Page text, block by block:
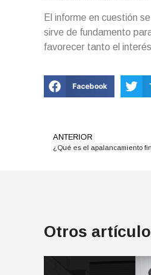
El informe en cuestión
sirve de fundamento
favorecer tanto el
Facebook
ANTERIOR
¿Qué es el apalancamiento
Otros